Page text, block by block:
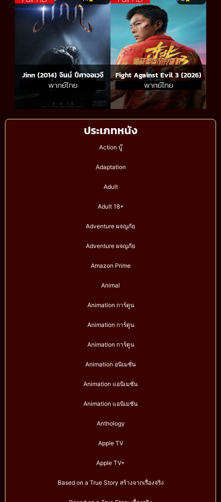
ประเภทหนัง
Action บู๊
Adaptation
Adult
Adult 18+
Adventure ผจญภัย
Adventure ผจญภัย
Amazon Prime
Animal
Animation การ์ตูน
Animation การ์ตูน
Animation การ์ตูน
Animation อนิเมชั่น
Animation แอนิเมชั่น
Animation แอนิเมชัน
Anthology
Apple TV
Apple TV+
Based on a True Story สร้างจากเรื่องจริง
Jinn (2014) จินน์ ปีศาจอเวจี
พากย์ไทย
Fight Against Evil 3 (2026)
พากย์ไทย